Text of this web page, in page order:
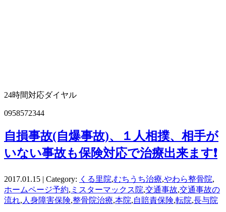
24時間対応ダイヤル
0958572344
自損事故(自爆事故)、１人相撲、相手が
いない事故も保険対応で治療出来ます❗
2017.01.15 | Category: くる里院,むちうち治療,やわら整骨院,
ホームページ予約, ミスターマックス院,交通事故,交通事故の
流れ,人身障害保険,整骨院治療,本院,自賠責保険,転院,長与院